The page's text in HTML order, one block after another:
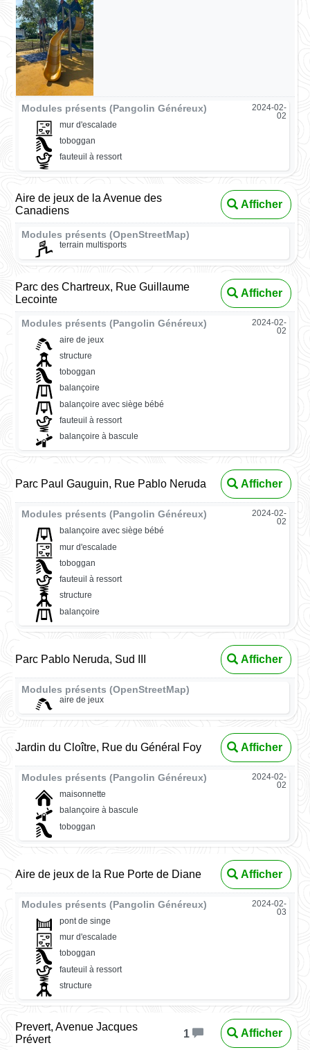
Modules présents (Pangolin Généreux)
2024-02-
02
mur d'escalade
toboggan
fauteuil à ressort
Aire de jeux de la Avenue des
Canadiens
Afficher
Modules présents (OpenStreetMap)
terrain multisports
Parc des Chartreux, Rue Guillaume
Lecointe
Afficher
Modules présents (Pangolin Généreux)
2024-02-
02
aire de jeux
structure
toboggan
balançoire
balançoire avec siège bébé
fauteuil à ressort
balançoire à bascule
Parc Paul Gauguin, Rue Pablo Neruda Afficher
Modules présents (Pangolin Généreux)
2024-02-
02
balançoire avec siège bébé
mur d'escalade
toboggan
fauteuil à ressort
structure
balançoire
Parc Pablo Neruda, Sud III Afficher
Modules présents (OpenStreetMap)
aire de jeux
Jardin du Cloître, Rue du Général Foy Afficher
Modules présents (Pangolin Généreux)
2024-02-
02
maisonnette
balançoire à bascule
toboggan
Aire de jeux de la Rue Porte de Diane Afficher
Modules présents (Pangolin Généreux)
2024-02-
03
pont de singe
mur d'escalade
toboggan
fauteuil à ressort
structure
Prevert, Avenue Jacques
Prévert
1 Afficher